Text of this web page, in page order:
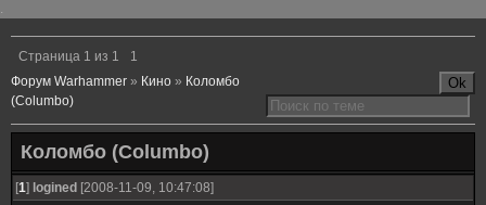
.
Страница 1 из 1
1
Форум Warhammer » Кино » Коломбо
(Columbo)
Коломбо (Columbo)
[1] logined [2008-11-09, 10:47:08]